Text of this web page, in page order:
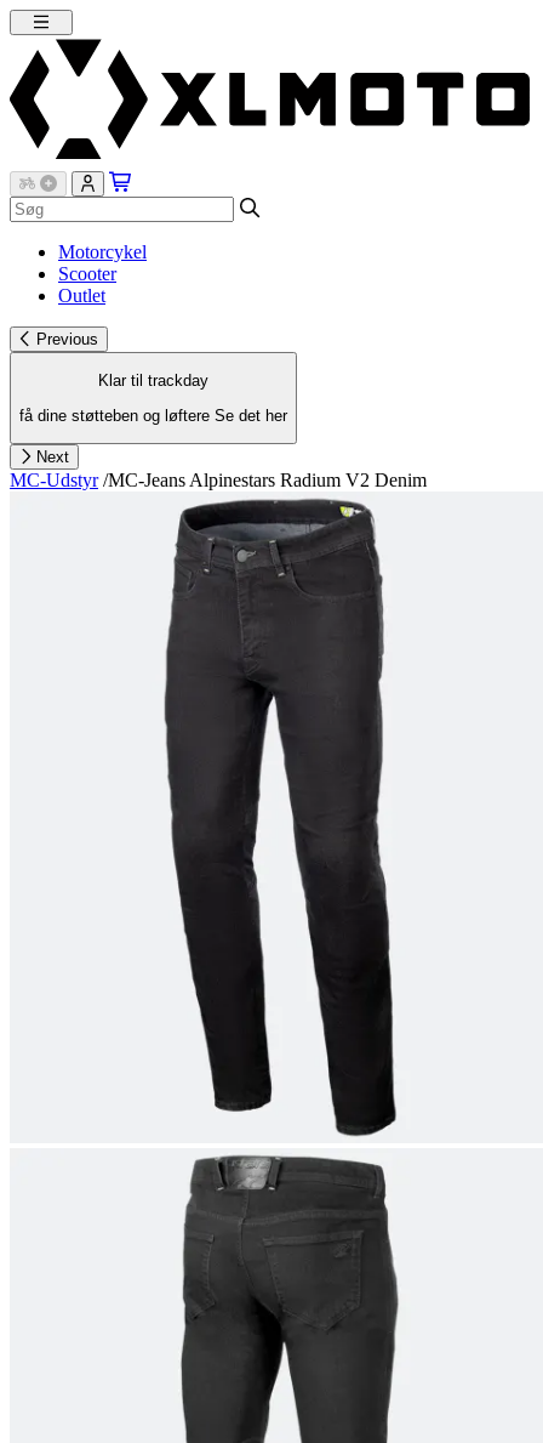
Motorcykel
Scooter
Outlet
Previous
Klar til trackday
få dine støtteben og løftere Se det her
Next
MC-Udstyr /MC-Jeans Alpinestars Radium V2 Denim